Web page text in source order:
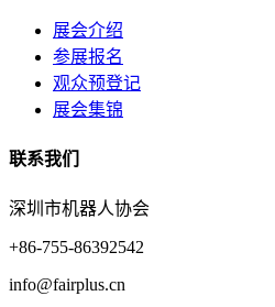
展会介绍
参展报名
观众预登记
展会集锦
联系我们
深圳市机器人协会
+86-755-86392542
info@fairplus.cn